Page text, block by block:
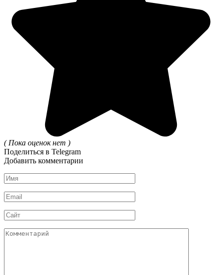
( Пока оценок нет )
Поделиться в Telegram
Добавить комментарии
Имя
*
Email
*
Сайт
Комментарий